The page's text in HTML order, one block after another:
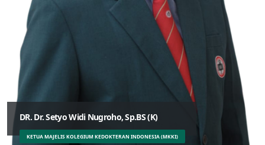
DR. Dr. Setyo Widi Nugroho, Sp.BS (K)
KETUA MAJELIS KOLEGIUM KEDOKTERAN INDONESIA (MKKI)